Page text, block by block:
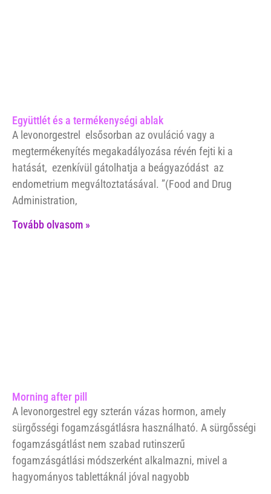
Együttlét és a termékenységi ablak
A levonorgestrel elsősorban az ovuláció vagy a
megtermékenyítés megakadályozása révén fejti ki a
hatását, ezenkívül gátolhatja a beágyazódást az
endometrium megváltoztatásával. ”(Food and Drug
Administration,
Tovább olvasom »
Morning after pill
A levonorgestrel egy szterán vázas hormon, amely
sürgősségi fogamzásgátlásra használható. A sürgősségi
fogamzásgátlást nem szabad rutinszerű
fogamzásgátlási módszerként alkalmazni, mivel a
hagyományos tablettáknál jóval nagyobb